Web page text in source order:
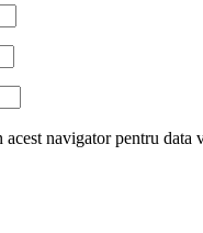
navigator pentru data